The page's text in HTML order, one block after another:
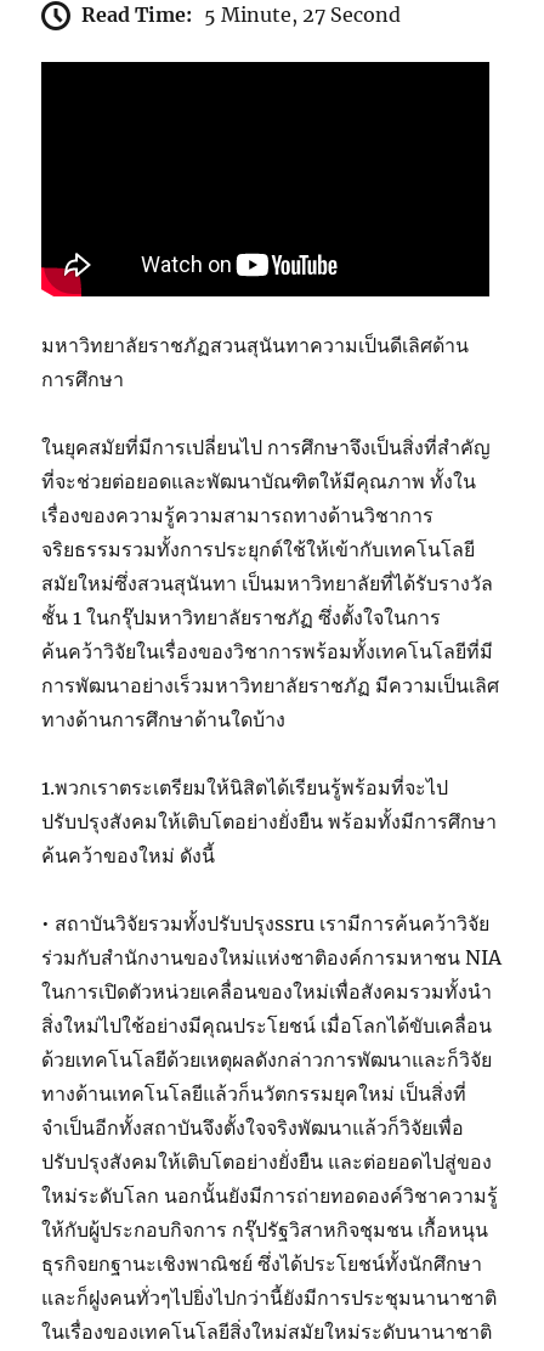
Read Time: 5 Minute, 27 Second
มหาวิทยาลัยราชภัฏสวนสุนันทาความเป็นดีเลิศด้าน
การศึกษา
ในยุคสมัยที่มีการเปลี่ยนไป การศึกษาจึงเป็นสิ่งที่สำคัญ
ที่จะช่วยต่อยอดและพัฒนาบัณฑิตให้มีคุณภาพ ทั้งใน
เรื่องของความรู้ความสามารถทางด้านวิชาการ
จริยธรรมรวมทั้งการประยุกต์ใช้ให้เข้ากับเทคโนโลยี
สมัยใหม่ซึ่งสวนสุนันทา เป็นมหาวิทยาลัยที่ได้รับรางวัล
ชั้น 1 ในกรุ๊ปมหาวิทยาลัยราชภัฏ ซึ่งตั้งใจในการ
ค้นคว้าวิจัยในเรื่องของวิชาการพร้อมทั้งเทคโนโลยีที่มี
การพัฒนาอย่างเร็วมหาวิทยาลัยราชภัฏ มีความเป็นเลิศ
ทางด้านการศึกษาด้านใดบ้าง
1.พวกเราตระเตรียมให้นิสิตได้เรียนรู้พร้อมที่จะไป
ปรับปรุงสังคมให้เติบโตอย่างยั่งยืน พร้อมทั้งมีการศึกษา
ค้นคว้าของใหม่ ดังนี้
• สถาบันวิจัยรวมทั้งปรับปรุงssru เรามีการค้นคว้าวิจัย
ร่วมกับสำนักงานของใหม่แห่งชาติองค์การมหาชน NIA
ในการเปิดตัวหน่วยเคลื่อนของใหม่เพื่อสังคมรวมทั้งนำ
สิ่งใหม่ไปใช้อย่างมีคุณประโยชน์ เมื่อโลกได้ขับเคลื่อน
ด้วยเทคโนโลยีด้วยเหตุผลดังกล่าวการพัฒนาและก็วิจัย
ทางด้านเทคโนโลยีแล้วก็นวัตกรรมยุคใหม่ เป็นสิ่งที่
จำเป็นอีกทั้งสถาบันจึงตั้งใจจริงพัฒนาแล้วก็วิจัยเพื่อ
ปรับปรุงสังคมให้เติบโตอย่างยั่งยืน และต่อยอดไปสู่ของ
ใหม่ระดับโลก นอกนั้นยังมีการถ่ายทอดองค์วิชาความรู้
ให้กับผู้ประกอบกิจการ กรุ๊ปรัฐวิสาหกิจชุมชน เกื้อหนุน
ธุรกิจยกฐานะเชิงพาณิชย์ ซึ่งได้ประโยชน์ทั้งนักศึกษา
และก็ฝูงคนทั่วๆไปยิ่งไปกว่านี้ยังมีการประชุมนานาชาติ
ในเรื่องของเทคโนโลยีสิ่งใหม่สมัยใหม่ระดับนานาชาติ